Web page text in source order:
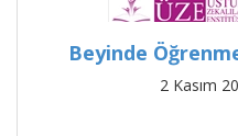
Beyinde
2 Kasım